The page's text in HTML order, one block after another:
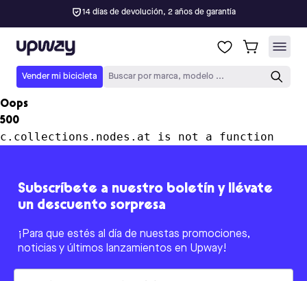
14 días de devolución, 2 años de garantía
Upway
Vender mi bicicleta Buscar por marca, modelo ...
Oops
500
c.collections.nodes.at is not a function
Subscríbete a nuestro boletín y llévate
un descuento sorpresa
¡Para que estés al día de nuestas promociones,
noticias y últimos lanzamientos en Upway!